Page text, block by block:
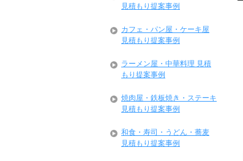
見積もり提案事例
カフェ・パン屋・ケーキ屋
見積もり提案事例
ラーメン屋・中華料理 見積
もり提案事例
焼肉屋・鉄板焼き・ステーキ
見積もり提案事例
和食・寿司・うどん・蕎麦
見積もり提案事例